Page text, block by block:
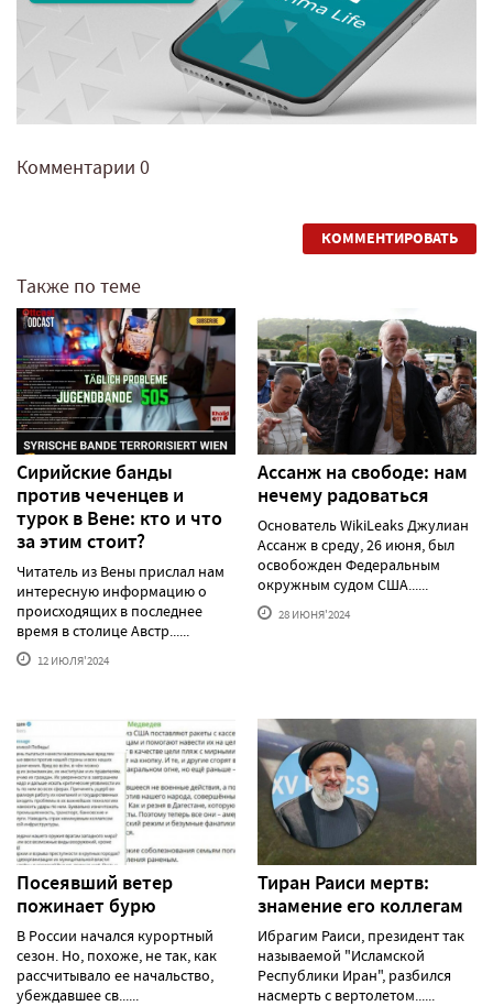
Комментарии 0
КОММЕНТИРОВАТЬ
Также по теме
Сирийские банды
против чеченцев и
турок в Вене: кто и что
за этим стоит?
Читатель из Вены прислал нам
интересную информацию о
происходящих в последнее
время в столице Австр......
12 ИЮЛЯ'2024
Ассанж на свободе: нам
нечему радоваться
Основатель WikiLeaks Джулиан
Ассанж в среду, 26 июня, был
освобожден Федеральным
окружным судом США......
28 ИЮНЯ'2024
Посеявший ветер
пожинает бурю
В России начался курортный
сезон. Но, похоже, не так, как
рассчитывало ее начальство,
убеждавшее св......
Тиран Раиси мертв:
знамение его коллегам
Ибрагим Раиси, президент так
называемой "Исламской
Республики Иран", разбился
насмерть с вертолетом......